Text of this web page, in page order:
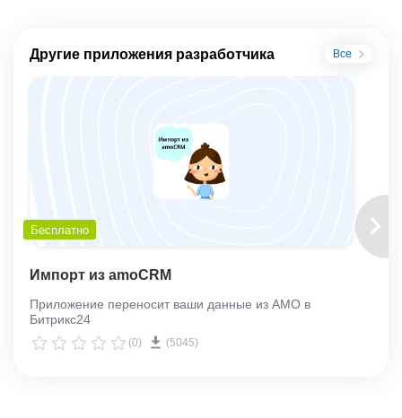
Добавить к текущим товарным позициям
Данная галочка запрашивает у Вас, что будет с ранее
Другие приложения разработчика Все
Бесплатно
Импорт из amoCRM
Приложение переносит ваши данные из AMO в
Битрикс24
(0) (5045)